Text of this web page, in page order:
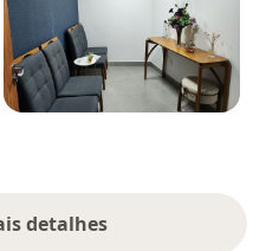
detalhes
sobre a experiência